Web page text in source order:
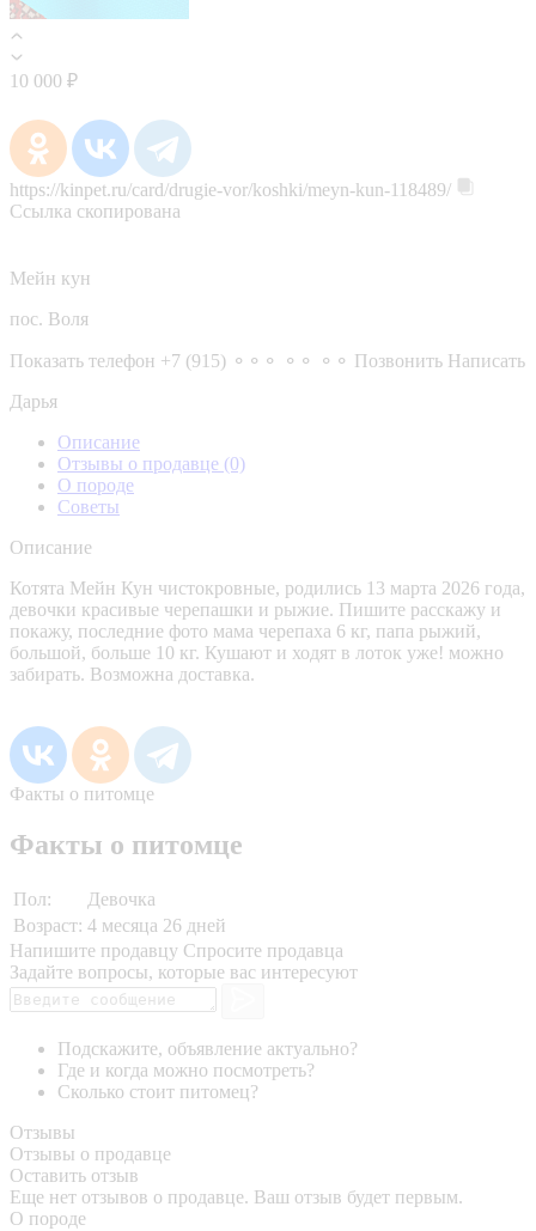
10 000 ₽
https://kinpet.ru/card/drugie-vor/koshki/meyn-kun-118489/
Ссылка скопирована
Мейн кун
пос. Воля
Показать телефон +7 (915) ⚬⚬⚬ ⚬⚬ ⚬⚬ Позвонить Написать
Дарья
Описание
Отзывы о продавце (0)
О породе
Советы
Описание
Котята Мейн Кун чистокровные, родились 13 марта 2026 года,
девочки красивые черепашки и рыжие. Пишите расскажу и
покажу, последние фото мама черепаха 6 кг, папа рыжий,
большой, больше 10 кг. Кушают и ходят в лоток уже! можно
забирать. Возможна доставка.
Факты о питомце
Факты о питомце
Пол:
Девочка
Возраст: 4 месяца 26 дней
Напишите продавцу Спросите продавца
Задайте вопросы, которые вас интересуют
Подскажите, объявление актуально?
Где и когда можно посмотреть?
Сколько стоит питомец?
Отзывы
Отзывы о продавце
Оставить отзыв
Еще нет отзывов о продавце. Ваш отзыв будет первым.
О породе